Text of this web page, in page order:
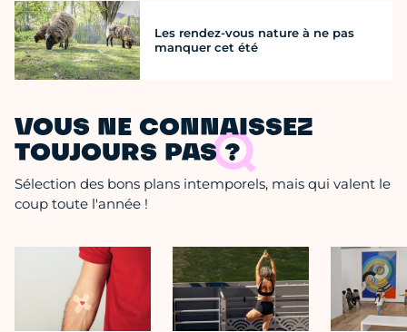
Les rendez-vous nature à ne pas
manquer cet été
VOUS NE CONNAISSEZ
TOUJOURS PAS ?
Sélection des bons plans intemporels, mais qui valent le
coup toute l'année !